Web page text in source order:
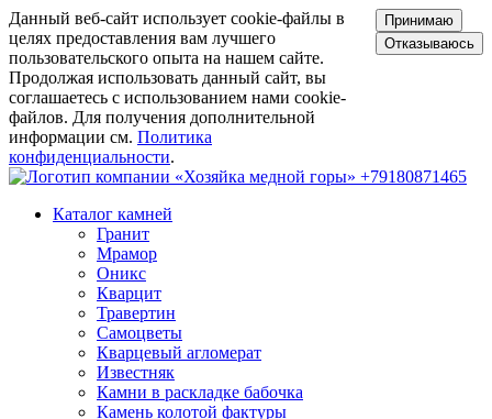
Данный веб-сайт использует cookie-файлы в
целях предоставления вам лучшего
пользовательского опыта на нашем сайте.
Продолжая использовать данный сайт, вы
соглашаетесь с использованием нами cookie-
файлов. Для получения дополнительной
информации см. Политика
конфиденциальности.
Принимаю
Отказываюсь
+79180871465
Каталог камней
Гранит
Мрамор
Оникс
Кварцит
Травертин
Самоцветы
Кварцевый агломерат
Известняк
Камни в раскладке бабочка
Камень колотой фактуры